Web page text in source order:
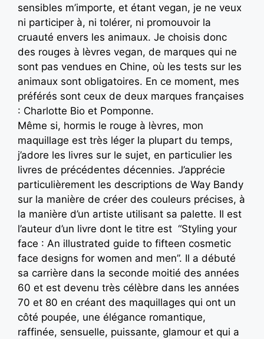
sensibles m’importe, et étant vegan, je ne veux
ni participer à, ni tolérer, ni promouvoir la
cruauté envers les animaux. Je choisis donc
des rouges à lèvres vegan, de marques qui ne
sont pas vendues en Chine, où les tests sur les
animaux sont obligatoires. En ce moment, mes
préférés sont ceux de deux marques françaises
: Charlotte Bio et Pomponne.
Même si, hormis le rouge à lèvres, mon
maquillage est très léger la plupart du temps,
j’adore les livres sur le sujet, en particulier les
livres de précédentes décennies. J’apprécie
particulièrement les descriptions de Way Bandy
sur la manière de créer des couleurs précises, à
la manière d’un artiste utilisant sa palette. Il est
l’auteur d’un livre dont le titre est “Styling your
face : An illustrated guide to fifteen cosmetic
face designs for women and men”. Il a débuté
sa carrière dans la seconde moitié des années
60 et est devenu très célèbre dans les années
70 et 80 en créant des maquillages qui ont un
côté poupée, une élégance romantique,
raffinée, sensuelle, puissante, glamour et qui a